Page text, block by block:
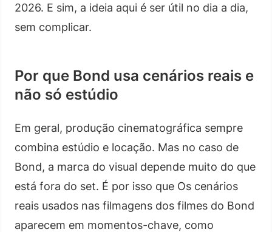
2026. E sim, a ideia aqui é ser útil no dia a dia,
sem complicar.
Por que Bond usa cenários reais e
não só estúdio
Em geral, produção cinematográfica sempre
combina estúdio e locação. Mas no caso de
Bond, a marca do visual depende muito do que
está fora do set. É por isso que Os cenários
reais usados nas filmagens dos filmes do Bond
aparecem em momentos-chave, como